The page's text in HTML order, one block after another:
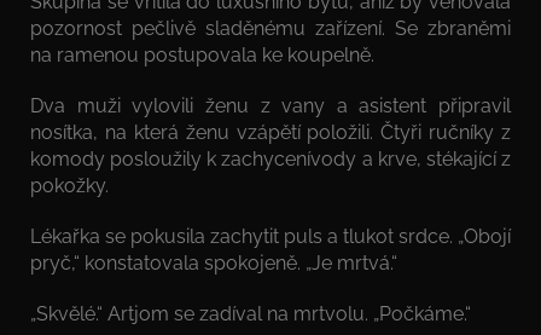
pozornost pečlivě sladěnému zařízení. Se zbraněmi
na ramenou postupovala ke koupelně.
Dva muži vylovili ženu z vany a asistent připravil
nosítka, na která ženu vzápětí položili. Čtyři ručníky z
komody posloužily k zachycenívody a krve, stékající z
pokožky.
Lékařka se pokusila zachytit puls a tlukot srdce. „Obojí
pryč,“ konstatovala spokojeně. „Je mrtvá.“
„Skvělé.“ Artjom se zadíval na mrtvolu. „Počkáme.“